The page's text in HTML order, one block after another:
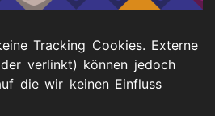
Tracking Cookies. Externe
verlinkt) können jedoch
die wir keinen Einfluss